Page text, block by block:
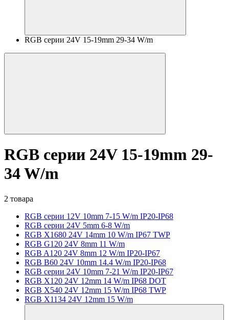
RGB серии 24V 15-19mm 29-34 W/m
RGB серии 24V 15-19mm 29-
34 W/m
2 товара
RGB серии 12V 10mm 7-15 W/m IP20-IP68
RGB серии 24V 5mm 6-8 W/m
RGB X1680 24V 14mm 10 W/m IP67 TWP
RGB G120 24V 8mm 11 W/m
RGB A120 24V 8mm 12 W/m IP20-IP67
RGB B60 24V 10mm 14.4 W/m IP20-IP68
RGB серии 24V 10mm 7-21 W/m IP20-IP67
RGB X120 24V 12mm 14 W/m IP68 DOT
RGB X540 24V 12mm 15 W/m IP68 TWP
RGB X1134 24V 12mm 15 W/m